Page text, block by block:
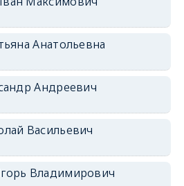
Анатольевна
Андреевич
Васильевич
Владимирович